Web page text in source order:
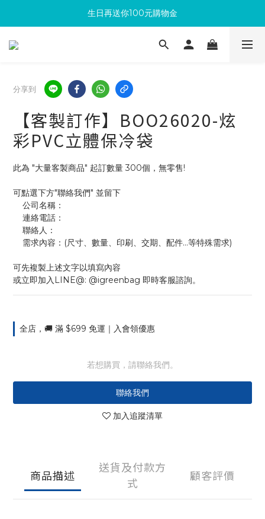
滿300回饋10%購物金
生日再送你100元購物金
加入成為新會員 馬上領取50元購物金
分享到
【客製訂作】BOO26020-炫
彩PVC立體保冷袋
此為 "大量客製商品" 起訂數量 300個，無零售!
可點選下方"聯絡我們" 並留下
    公司名稱：
    連絡電話：
    聯絡人：
    需求內容：(尺寸、數量、印刷、交期、配件...等特殊需求)
可先複製上述文字以填寫內容
或立即加入LINE@: @igreenbag 即時客服諮詢。
全店，🚚 滿 $699 免運｜入會領優惠
若想購買，請聯絡我們。
聯絡我們
加入追蹤清單
商品描述
送貨及付款方
式
顧客評價